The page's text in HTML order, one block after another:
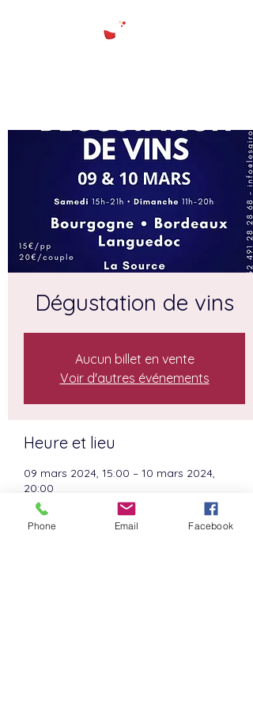
Dégustation de vins
Aucun billet en vente
Voir d'autres événements
Heure et lieu
09 mars 2024, 15:00 – 10 mars 2024,
20:00
Couvin, Rue de la ravalagne 9, 5660
Couvin, Belgique
Phone Email Facebook